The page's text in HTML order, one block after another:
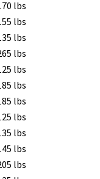
lbs
lbs
lbs
lbs
lbs
lbs
lbs
lbs
lbs
lbs
lbs